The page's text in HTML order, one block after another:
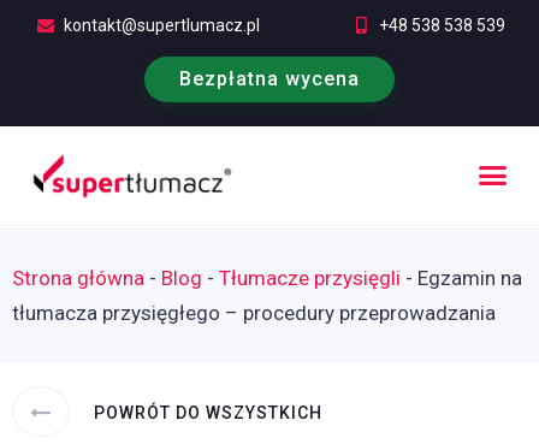
kontakt@supertlumacz.pl +48 538 538 539
Bezpłatna wycena
Strona główna - Blog - Tłumacze przysięgli - Egzamin na
tłumacza przysięgłego – procedury przeprowadzania
POWRÓT DO WSZYSTKICH